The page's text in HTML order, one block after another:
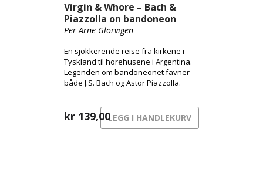
Virgin & Whore – Bach &
Piazzolla on bandoneon
Per Arne Glorvigen
En sjokkerende reise fra kirkene i
Tyskland til horehusene i Argentina.
Legenden om bandoneonet favner
både J.S. Bach og Astor Piazzolla.
kr 139,00LEGG I HANDLEKURV